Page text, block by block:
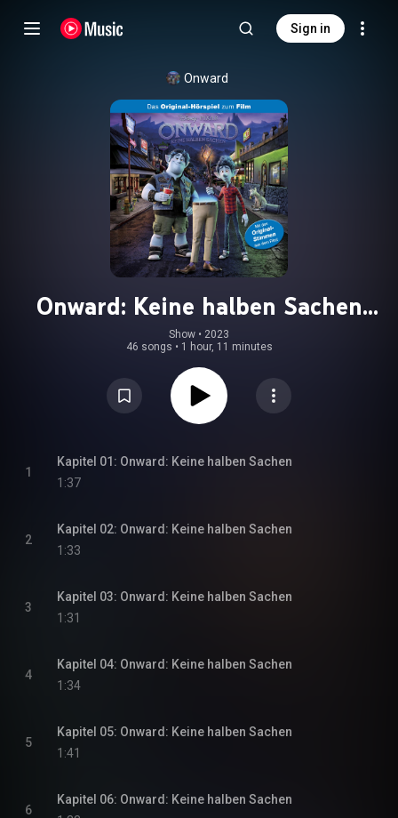
Sign in
Onward
Onward: Keine halben Sachen
(Hörspiel zum Disney/Pixar Film)
Show • 2023
46 songs • 1 hour, 11 minutes
1
Kapitel 01: Onward: Keine halben Sachen
1:37
2
Kapitel 02: Onward: Keine halben Sachen
1:33
3
Kapitel 03: Onward: Keine halben Sachen
1:31
4
Kapitel 04: Onward: Keine halben Sachen
1:34
5
Kapitel 05: Onward: Keine halben Sachen
1:41
6
Kapitel 06: Onward: Keine halben Sachen